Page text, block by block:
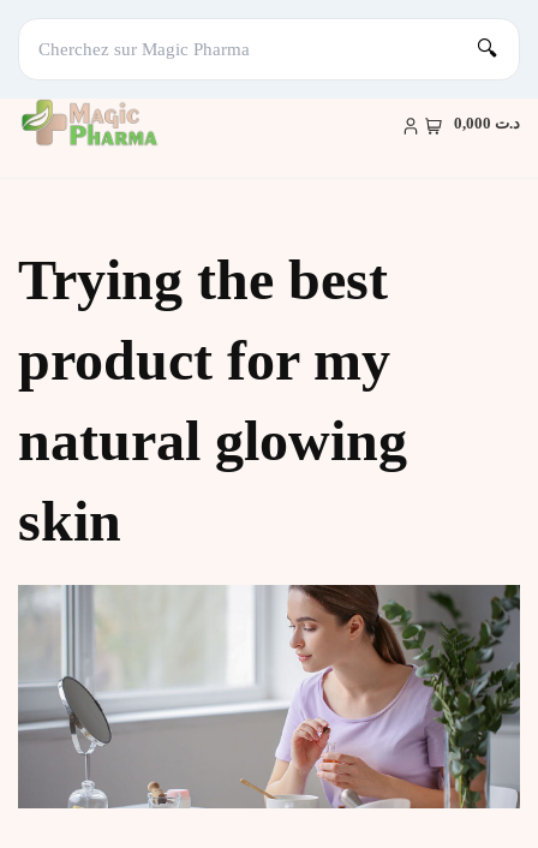
🔍
content
د.ت 0,000
Trying the best
product for my
natural glowing
skin